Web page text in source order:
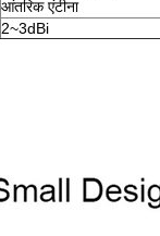
आंतरिक एंटीना
2~3dBi